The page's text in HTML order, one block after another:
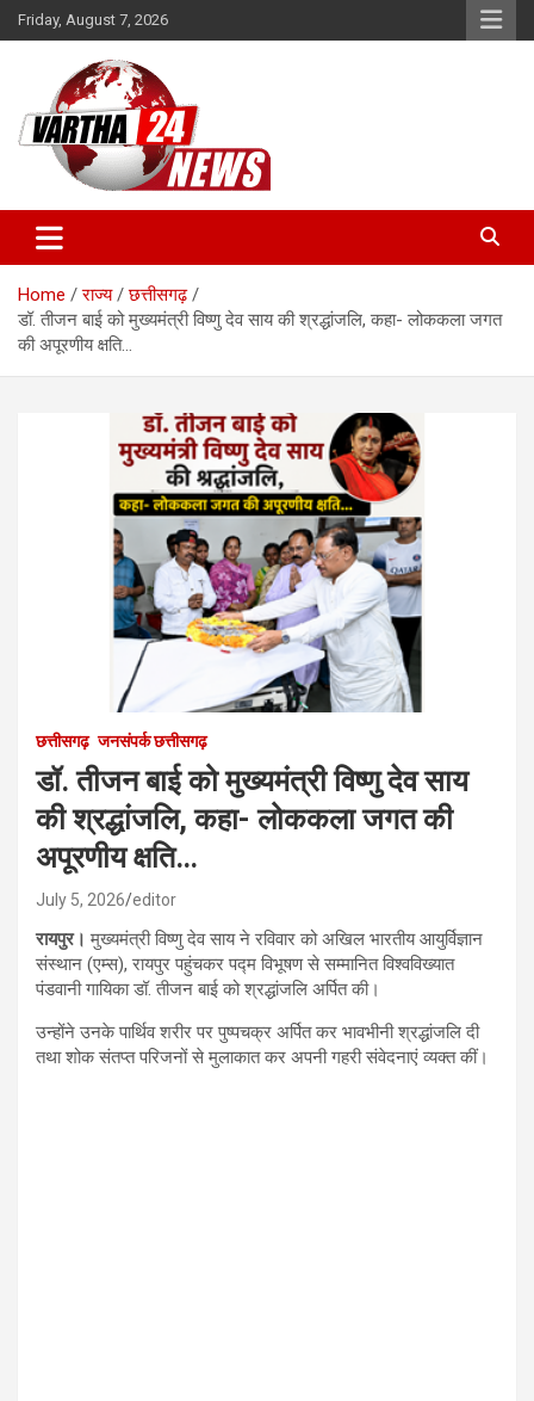
Skip
to
Friday, August 7, 2026
Vartha 24
Home राज्य
छत्तीसगढ़
डॉ. तीजन बाई को मुख्यमंत्री विष्णु देव साय की श्रद्धांजलि, कहा- लोककला जगत
की अपूरणीय क्षति…
छत्तीसगढ़ जनसंपर्क छत्तीसगढ़
डॉ. तीजन बाई को मुख्यमंत्री विष्णु देव साय
की श्रद्धांजलि, कहा- लोककला जगत की
अपूरणीय क्षति…
July 5, 2026 editor
रायपुर। मुख्यमंत्री विष्णु देव साय ने रविवार को अखिल भारतीय आयुर्विज्ञान
संस्थान (एम्स), रायपुर पहुंचकर पद्म विभूषण से सम्मानित विश्वविख्यात
पंडवानी गायिका डॉ. तीजन बाई को श्रद्धांजलि अर्पित की।
उन्होंने उनके पार्थिव शरीर पर पुष्पचक्र अर्पित कर भावभीनी श्रद्धांजलि दी
तथा शोक संतप्त परिजनों से मुलाकात कर अपनी गहरी संवेदनाएं व्यक्त कीं।